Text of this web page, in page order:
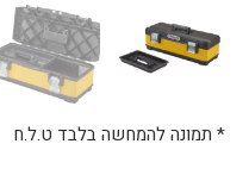
* תמונה להמחשה בלבד ט.ל.ח